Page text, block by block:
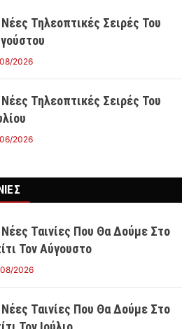
Νέες Τηλεοπτικές Σειρές Του
2026
Νέες Τηλεοπτικές Σειρές Του
2026
Νέες Ταινίες Που Θα Δούμε Στο
Τον Αύγουστο
2026
Νέες Ταινίες Που Θα Δούμε Στο